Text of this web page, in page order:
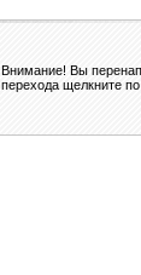
Внимание! Вы
перехода щелкните